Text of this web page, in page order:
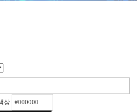
상